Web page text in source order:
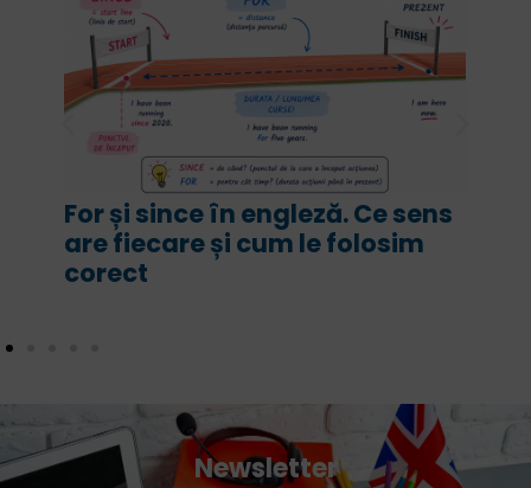
For și since în engleză. Ce sens
are fiecare și cum le folosim
corect
Newsletter